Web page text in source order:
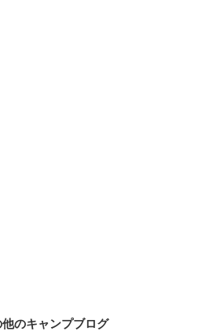
のキャンプブログ